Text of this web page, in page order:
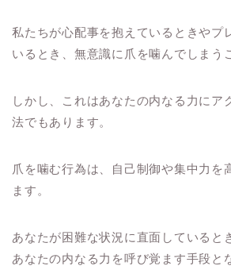
私たちが心配事を抱えているときやプ
いるとき、無意識に爪を噛んでしまう
しかし、これはあなたの内なる力にア
法でもあります。
爪を噛む行為は、自己制御や集中力を
ます。
あなたが困難な状況に直面していると
あなたの内なる力を呼び覚ます手段と